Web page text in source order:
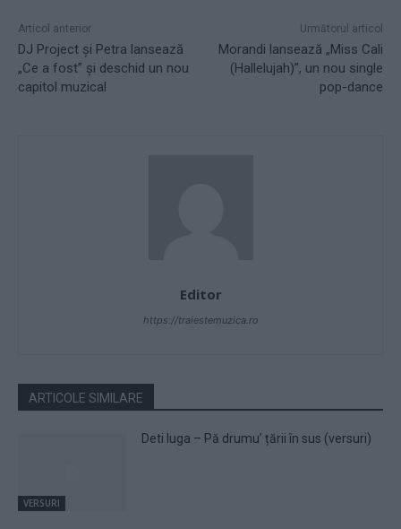
Articol anterior
DJ Project și Petra lansează
„Ce a fost” și deschid un nou
capitol muzical
Următorul articol
Morandi lansează „Miss Cali
(Hallelujah)”, un nou single
pop-dance
Editor
https://traiestemuzica.ro
ARTICOLE SIMILARE
VERSURI
Deti Iuga – Pă drumu’ țării în sus (versuri)